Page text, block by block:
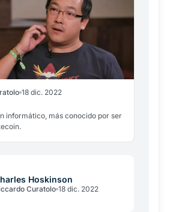
18 dic. 2022
informático, más conocido por ser
Hoskinson
Curatolo 18 dic. 2022